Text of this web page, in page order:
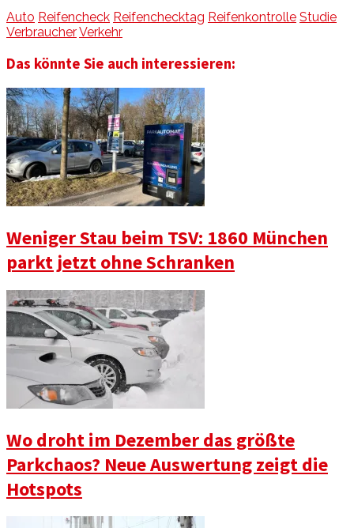
Auto Reifencheck Reifenchecktag Reifenkontrolle Studie
VerbraucherVerkehr
Das könnte Sie auch interessieren:
Weniger Stau beim TSV: 1860 München
parkt jetzt ohne Schranken
Wo droht im Dezember das größte
Parkchaos? Neue Auswertung zeigt die
Hotspots